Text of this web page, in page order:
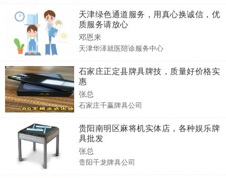
天津绿色通道服务，用真心换诚信，优
质服务请放心
邓恩来
天津华泽就医陪诊服务中心
石家庄正定县牌具牌技，质量好价格实
惠
张总
石家庄千赢牌具公司
贵阳南明区麻将机实体店，各种娱乐牌
具批发
张总
贵阳千龙牌具公司